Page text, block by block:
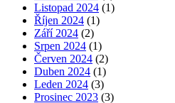
Listopad 2024 (1)
Říjen 2024 (1)
Září 2024 (2)
Srpen 2024 (1)
Červen 2024 (2)
Duben 2024 (1)
Leden 2024 (3)
Prosinec 2023 (3)